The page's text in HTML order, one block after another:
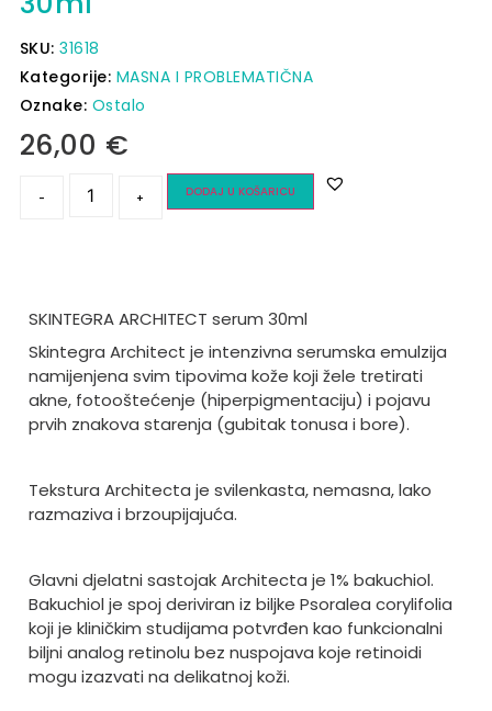
SKU:31618
Kategorije: MASNA I PROBLEMATIČNA
Oznake: Ostalo
26,00 €
- + DODAJ U KOŠARICU
SKINTEGRA ARCHITECT serum 30ml
Skintegra Architect je intenzivna serumska emulzija
namijenjena svim tipovima kože koji žele tretirati
akne, fotooštećenje (hiperpigmentaciju) i pojavu
prvih znakova starenja (gubitak tonusa i bore).
Tekstura Architecta je svilenkasta, nemasna, lako
razmaziva i brzoupijajuća.
Glavni djelatni sastojak Architecta je 1% bakuchiol.
Bakuchiol je spoj deriviran iz biljke Psoralea corylifolia
koji je kliničkim studijama potvrđen kao funkcionalni
biljni analog retinolu bez nuspojava koje retinoidi
mogu izazvati na delikatnoj koži.